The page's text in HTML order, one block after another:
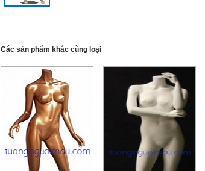
Các sản phẩm khác cùng loại